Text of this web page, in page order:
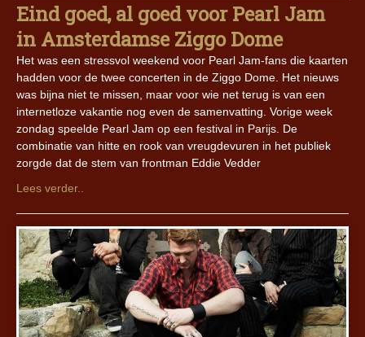
Eind goed, al goed voor Pearl Jam
in Amsterdamse Ziggo Dome
Het was een stressvol weekend voor Pearl Jam-fans die kaarten
hadden voor de twee concerten in de Ziggo Dome. Het nieuws
was bijna niet te missen, maar voor wie net terug is van een
internetloze vakantie nog even de samenvatting. Vorige week
zondag speelde Pearl Jam op een festival in Parijs. De
combinatie van hitte en rook van vreugdevuren in het publiek
zorgde dat de stem van frontman Eddie Vedder
Lees verder..